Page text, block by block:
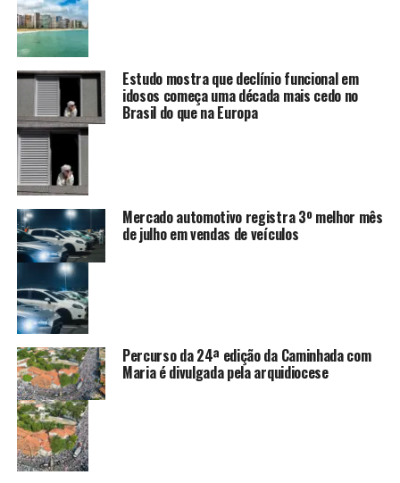
Estudo mostra que declínio funcional em
idosos começa uma década mais cedo no
Brasil do que na Europa
Mercado automotivo registra 3º melhor mês
de julho em vendas de veículos
Percurso da 24ª edição da Caminhada com
Maria é divulgada pela arquidiocese